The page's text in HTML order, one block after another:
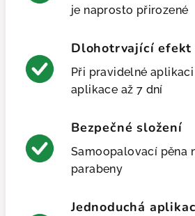
je naprosto přirozené
Dlohotrvající efekt
Při pravidelné
aplikace až 7 dní
Bezpečné složení
Samoopalovací pěna
parabeny
Jednoduchá